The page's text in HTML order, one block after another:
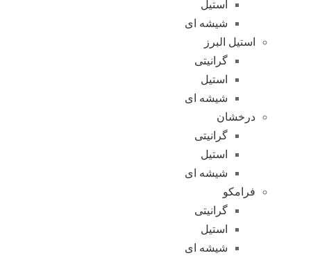
استیل
شیشه ای
استیل البرز
گرانیتی
استیل
شیشه ای
درخشان
گرانیتی
استیل
شیشه ای
فرامکو
گرانیتی
استیل
شیشه ای